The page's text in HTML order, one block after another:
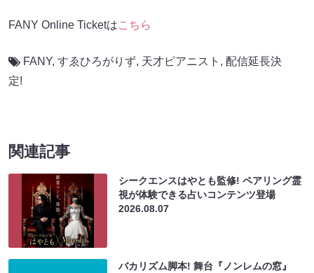
FANY Online Ticketはこちら
FANY, すゑひろがりず, 天才ピアニスト , 配信延長決
定!
関連記事
シークエンスはやとも監修! ペアリング霊
視が体験できる占いコンテンツ登場
2026.08.07
バカリズム脚本! 舞台『ノンレムの窓』